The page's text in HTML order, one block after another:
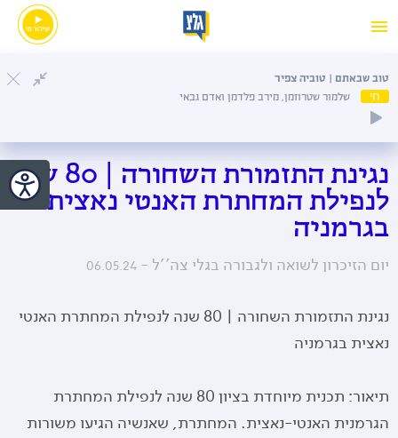
טוב שבאתם | טוביה צפיר
חי שלמור שטרוזמן, מירב פלדמן ואדם גבאי
נגינת התזמורת השחורה | 80 שנה
לנפילת המחתרת האנטי נאצית
בגרמניה
יום הזיכרון לשואה ולגבורה בגלי צה''ל - 06.05.24
נגינת התזמורת השחורה | 80 שנה לנפילת המחתרת האנטי
נאצית בגרמניה
תיאור: תכנית מיוחדת בציון 80 שנה לנפילת המחתרת
הגרמנית האנטי-נאצית. המחתרת, שאנשיה הגיעו משורות